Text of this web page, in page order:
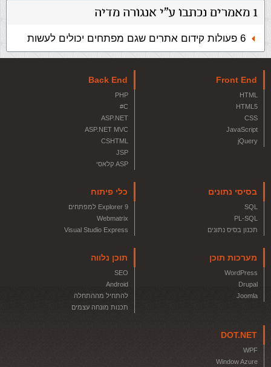
1 מאמרים נכתבו ע"י אנגורה מדיה
6 פעולות קידום אתרים שגם מפתחים יכולים לעשות
Front End
HTML
HTML5
CSS
JavaScript
jQuery
Back End
PHP
C#
ASP.NET
ASP.NET MVC
CSHTML
JSP
ASP קלאסי
בסיסי נתונים
SQL
PL-SQL
תכנון בסיס נתונים
כלי פיתוח
Explorer 9 למפתחים
Webmatrix
Visual Studio Express
מערכות תוכן
WordPress
Drupal
Joomla
תוכן נלווה
SEO
Android
להתחיל מההתחלה
תכנות מונחה עצמים
DOT.NET
WPF
Window Azure